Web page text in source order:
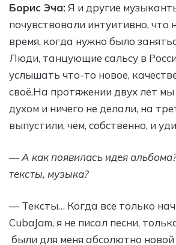
Борис Эча:Я и другие
почувствовали интуитивно, что
время, когда нужно было
Люди, танцующие сальсу в
услышать что-то новое,
своё.На протяжении двух лет мы
духом и ничего не делали, на
выпустили, чем, собственно, и
— А как появилась идея
тексты, музыка?
— Тексты… Когда все только
CubaJam, я не писал песни,
были для меня абсолютно новой